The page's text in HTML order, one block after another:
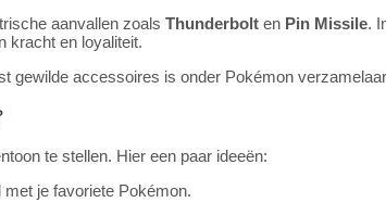
aanvallen zoals Thunderbolt en Pin Missile.
kracht en loyaliteit.
gewilde accessoires is onder Pokémon
te stellen. Hier een paar ideeën:
je favoriete Pokémon.